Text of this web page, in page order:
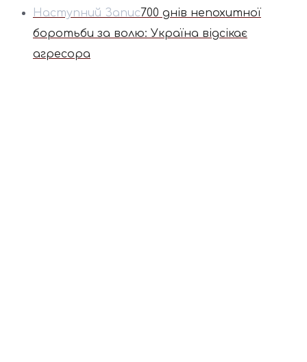
Наступний Запис700 днів непохитної
боротьби за волю: Україна відсікає
агресора